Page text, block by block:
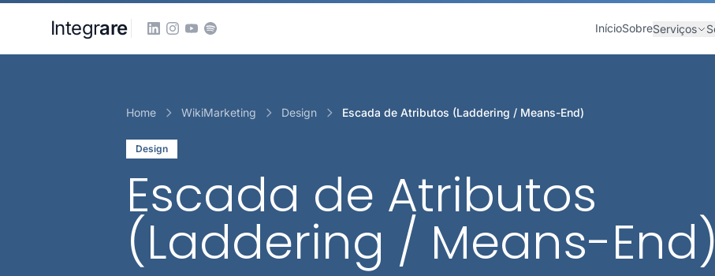
Integrare InícioSobreServiços
Home WikiMarketing Design Escada de Atributos (Laddering / Means-End)
Design
Escada de Atributos
(Laddering / Means-End)